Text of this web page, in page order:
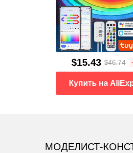
$15.43 $46.74
Купить на
МОДЕЛИСТ-